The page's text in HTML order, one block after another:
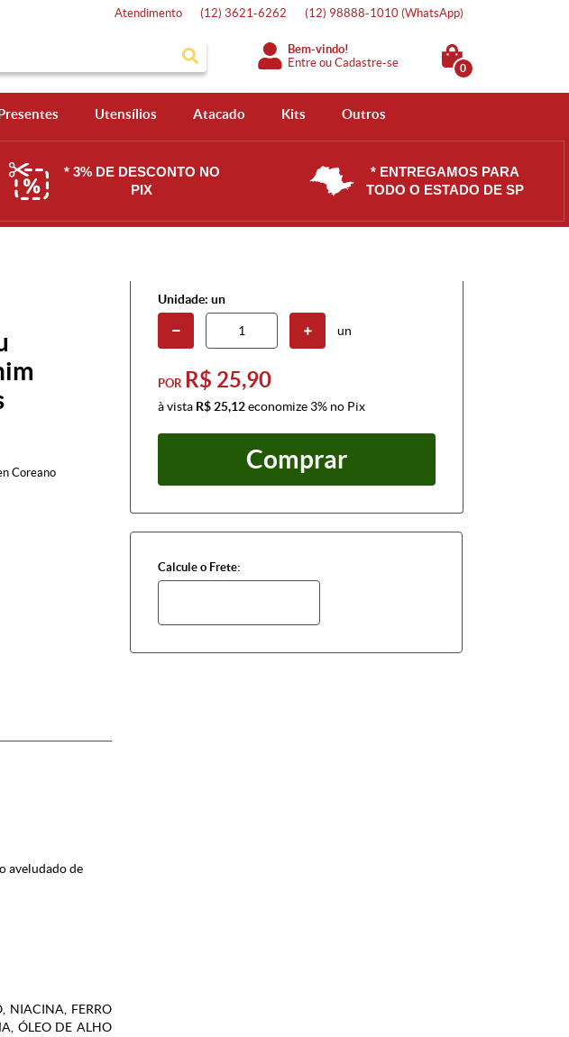
Atendimento (12) 3621-6262 (12) 98888-1010 (WhatsApp)
Bem-vindo!
Entre ouCadastre-se 0
Utensílios Atacado Kits Outros
* 3% DE DESCONTO NO
PIX
* ENTREGAMOS PARA
TODO O ESTADO DE SP
Coreano
Unidade: un
un
POR R$ 25,90
à vista R$ 25,12economize 3% no Pix
Comprar
Calcule o Frete:
aveludado de
NIACINA, FERRO
ÓLEO DE ALHO